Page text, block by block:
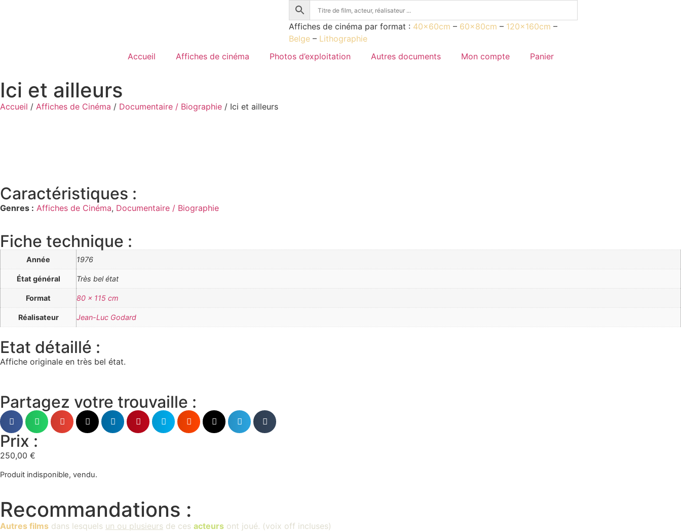
Affiches de cinéma par format : 40x60cm – 60x80cm – 120x160cm –
Belge – Lithographie
Accueil
Affiches de cinéma Photos d’exploitation Autres documents Mon compte Panier
Ici et ailleurs
Accueil / Affiches de Cinéma / Documentaire / Biographie / Ici et ailleurs
Caractéristiques :
Genres : Affiches de Cinéma, Documentaire / Biographie
Fiche technique :
Année 1976
État général Très bel état
Format 80 x 115 cm
Réalisateur Jean-Luc Godard
Etat détaillé :
Affiche originale en très bel état.
Partagez votre trouvaille :
Prix :
250,00 €
Produit indisponible, vendu.
Recommandations :
Autres films dans lesquels un ou plusieurs de ces acteurs ont joué. (voix off incluses)